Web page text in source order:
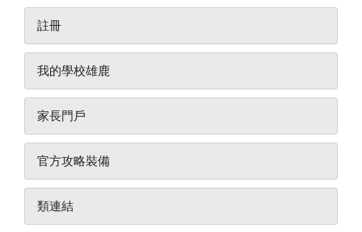
註冊
我的學校雄鹿
家長門戶
官方攻略裝備
類連結